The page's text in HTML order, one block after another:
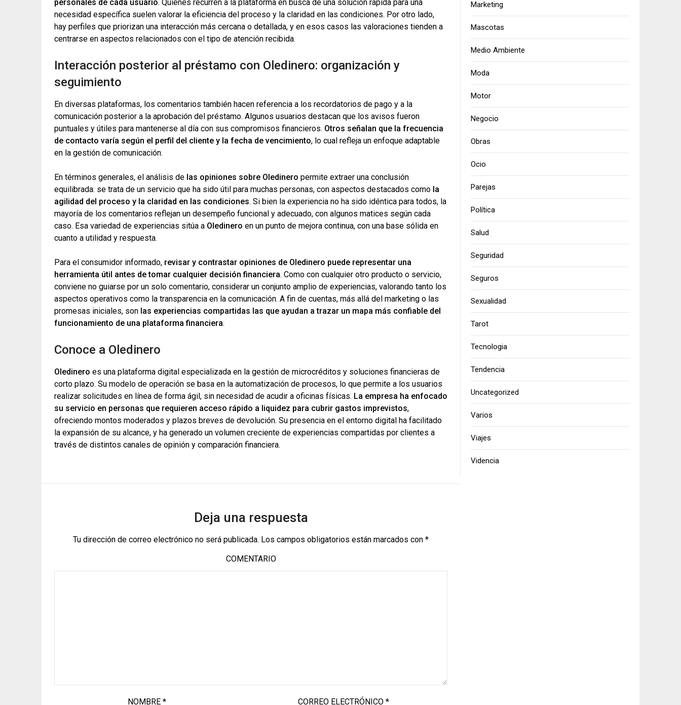
personales de cada usuario. Quienes recurren a la plataforma en busca de una solución rápida para una
necesidad específica suelen valorar la eficiencia del proceso y la claridad en las condiciones. Por otro lado,
hay perfiles que priorizan una interacción más cercana o detallada, y en esos casos las valoraciones tienden a
centrarse en aspectos relacionados con el tipo de atención recibida.
Interacción posterior al préstamo con Oledinero: organización y
seguimiento
En diversas plataformas, los comentarios también hacen referencia a los recordatorios de pago y a la
comunicación posterior a la aprobación del préstamo. Algunos usuarios destacan que los avisos fueron
puntuales y útiles para mantenerse al día con sus compromisos financieros. Otros señalan que la frecuencia
de contacto varía según el perfil del cliente y la fecha de vencimiento, lo cual refleja un enfoque adaptable
en la gestión de comunicación.
En términos generales, el análisis de las opiniones sobre Oledinero permite extraer una conclusión
equilibrada: se trata de un servicio que ha sido útil para muchas personas, con aspectos destacados como la
agilidad del proceso y la claridad en las condiciones. Si bien la experiencia no ha sido idéntica para todos, la
mayoría de los comentarios reflejan un desempeño funcional y adecuado, con algunos matices según cada
caso. Esa variedad de experiencias sitúa a Oledinero en un punto de mejora continua, con una base sólida en
cuanto a utilidad y respuesta.
Para el consumidor informado, revisar y contrastar opiniones de Oledinero puede representar una
herramienta útil antes de tomar cualquier decisión financiera. Como con cualquier otro producto o servicio,
conviene no guiarse por un solo comentario, considerar un conjunto amplio de experiencias, valorando tanto los
aspectos operativos como la transparencia en la comunicación. A fin de cuentas, más allá del marketing o las
promesas iniciales, son las experiencias compartidas las que ayudan a trazar un mapa más confiable del
funcionamiento de una plataforma financiera.
Conoce a Oledinero
Oledinero es una plataforma digital especializada en la gestión de microcréditos y soluciones financieras de
corto plazo. Su modelo de operación se basa en la automatización de procesos, lo que permite a los usuarios
realizar solicitudes en línea de forma ágil, sin necesidad de acudir a oficinas físicas. La empresa ha enfocado
su servicio en personas que requieren acceso rápido a liquidez para cubrir gastos imprevistos,
ofreciendo montos moderados y plazos breves de devolución. Su presencia en el entorno digital ha facilitado
la expansión de su alcance, y ha generado un volumen creciente de experiencias compartidas por clientes a
través de distintos canales de opinión y comparación financiera.
Deja una respuesta
Tu dirección de correo electrónico no será publicada. Los campos obligatorios están marcados con *
COMENTARIO
NOMBRE * CORREO ELECTRÓNICO *
Marketing
Mascotas
Medio Ambiente
Moda
Motor
Negocio
Obras
Ocio
Parejas
Política
Salud
Seguridad
Seguros
Sexualidad
Tarot
Tecnologia
Tendencia
Uncategorized
Varios
Viajes
Videncia